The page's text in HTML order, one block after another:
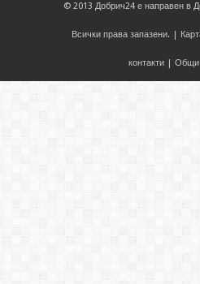
© 2013 Добрич24 е направен в
Всички права запазени. |
контакти Общи